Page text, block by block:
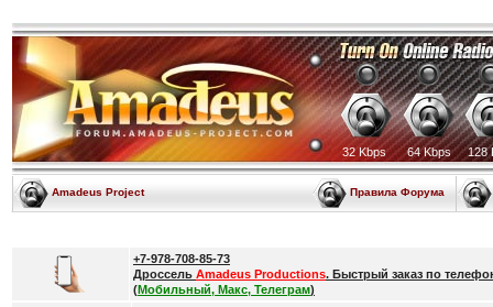
32 Kbps 64 Kbps 128
Amadeus Project Правила Форума
+7-978-708-85-73
Дроссель Amadeus Productions. Быстрый заказ по
(Мобильный, Макс, Телеграм)